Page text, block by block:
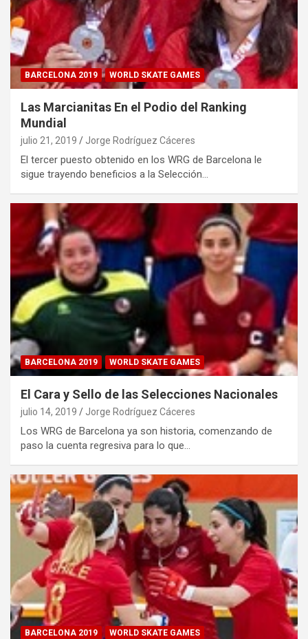
BARCELONA 2019 WORLD SKATE GAMES
Las Marcianitas En el Podio del Ranking
Mundial
julio 21, 2019 Jorge Rodríguez Cáceres
El tercer puesto obtenido en los WRG de Barcelona le
sigue trayendo beneficios a la Selección…
BARCELONA 2019 WORLD SKATE GAMES
El Cara y Sello de las Selecciones Nacionales
julio 14, 2019 Jorge Rodríguez Cáceres
Los WRG de Barcelona ya son historia, comenzando de
paso la cuenta regresiva para lo que…
BARCELONA 2019 WORLD SKATE GAMES